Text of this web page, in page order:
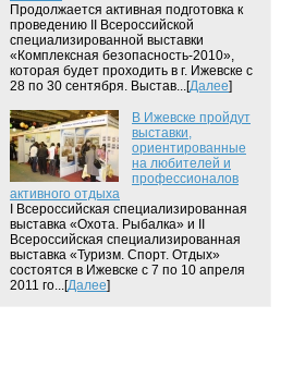
Продолжается активная подготовка к
проведению II Всероссийской
специализированной выставки
«Комплексная безопасность-2010»,
которая будет проходить в г. Ижевске с
28 по 30 сентября. Выстав...[Далее]
В Ижевске пройдут
выставки,
ориентированные
на любителей и
профессионалов
активного отдыха
I Всероссийская специализированная
выставка «Охота. Рыбалка» и II
Всероссийская специализированная
выставка «Туризм. Спорт. Отдых»
состоятся в Ижевске с 7 по 10 апреля
2011 го...[Далее]